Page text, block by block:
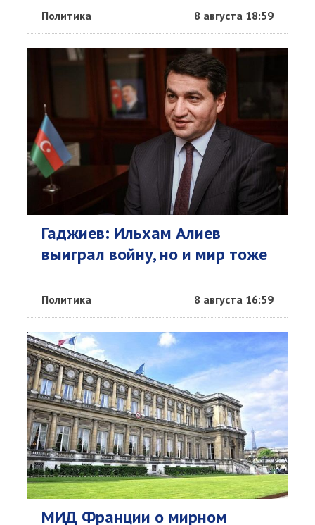
Политика 8 августа 18:59
Гаджиев: Ильхам Алиев
выиграл войну, но и мир тоже
Политика 8 августа 16:59
МИД Франции о мирном